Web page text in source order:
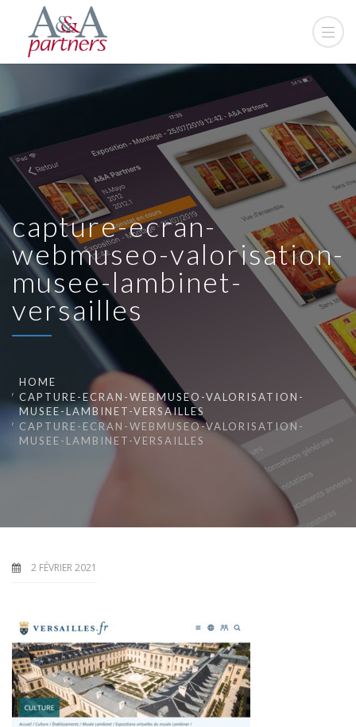
capture-ecran-
webmuseo-valorisation-
musee-lambinet-
versailles
HOME
CAPTURE-ECRAN-WEBMUSEO-VALORISATION-
MUSEE-LAMBINET-VERSAILLES
CAPTURE-ECRAN-WEBMUSEO-VALORISATION-
MUSEE-LAMBINET-VERSAILLES
2 FÉVRIER 2021